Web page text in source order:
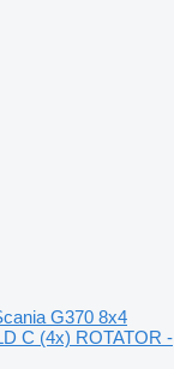
G370 8x4
C (4x) ROTATOR -